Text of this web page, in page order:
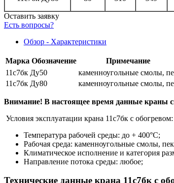
Оставить заявку
Есть вопросы?
Обзор - Характеристики
Марка Обозначение Примечание
11с7бк Ду50
каменноугольные смолы,
11с7бк Ду80
каменноугольные смолы,
Внимание! В настоящее время данные краны
Условия эксплуатации крана 11с7бк с обогревом:
Температура рабочей среды: до + 400°С;
Рабочая среда: каменноугольные смолы,
Климатическое исполнение и категория
Направление потока среды: любое;
Технические данные крана 11с7бк с